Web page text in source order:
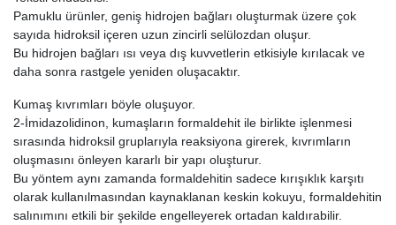
Pamuklu ürünler, geniş hidrojen bağları oluşturmak üzere çok
sayıda hidroksil içeren uzun zincirli selülozdan oluşur.
Bu hidrojen bağları ısı veya dış kuvvetlerin etkisiyle kırılacak ve
daha sonra rastgele yeniden oluşacaktır.
Kumaş kıvrımları böyle oluşuyor.
2-İmidazolidinon, kumaşların formaldehit ile birlikte işlenmesi
sırasında hidroksil gruplarıyla reaksiyona girerek, kıvrımların
oluşmasını önleyen kararlı bir yapı oluşturur.
Bu yöntem aynı zamanda formaldehitin sadece kırışıklık karşıtı
olarak kullanılmasından kaynaklanan keskin kokuyu, formaldehitin
salınımını etkili bir şekilde engelleyerek ortadan kaldırabilir.